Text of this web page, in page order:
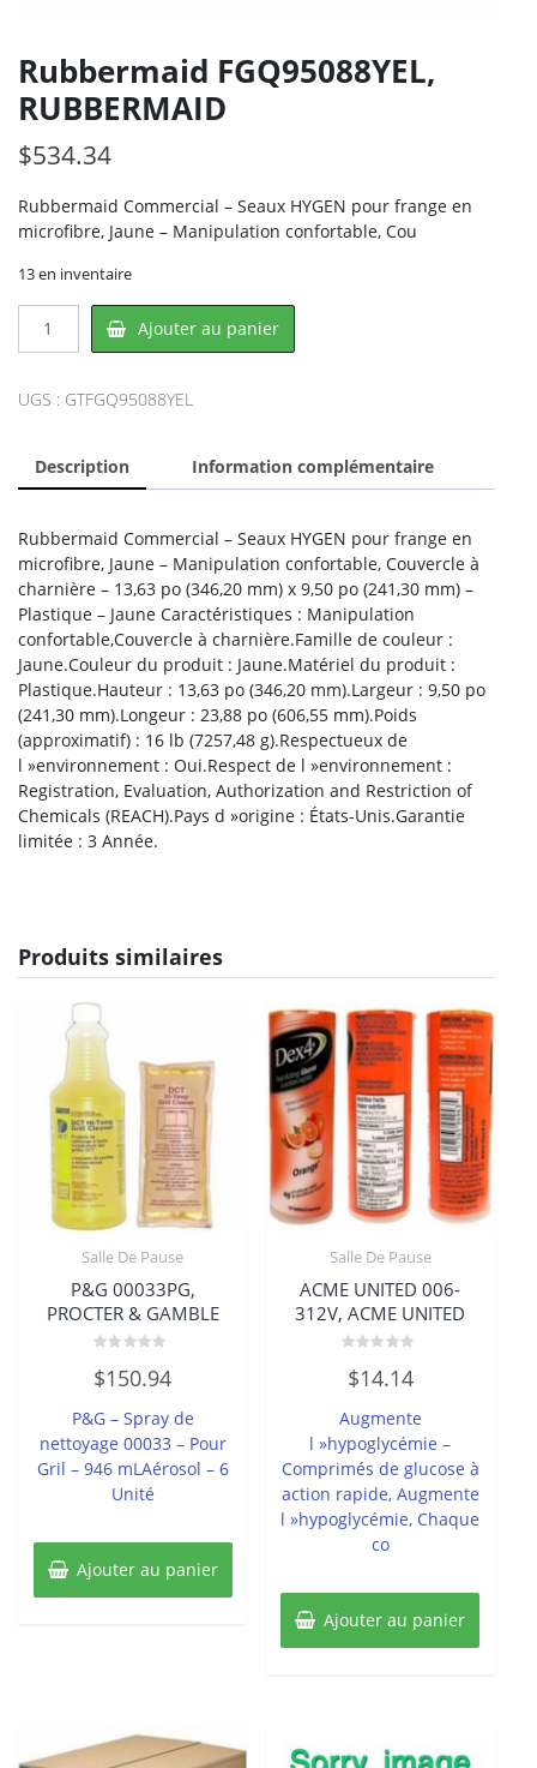
Rubbermaid FGQ95088YEL,
RUBBERMAID
$534.34
Rubbermaid Commercial – Seaux HYGEN pour frange en
microfibre, Jaune – Manipulation confortable, Cou
13 en inventaire
FGQ95088YEL,
Ajouter au panier
UGS : GTFGQ95088YEL
Description Information complémentaire
Rubbermaid Commercial – Seaux HYGEN pour frange en
microfibre, Jaune – Manipulation confortable, Couvercle à
charnière – 13,63 po (346,20 mm) x 9,50 po (241,30 mm) –
Plastique – Jaune Caractéristiques : Manipulation
confortable,Couvercle à charnière.Famille de couleur :
Jaune.Couleur du produit : Jaune.Matériel du produit :
Plastique.Hauteur : 13,63 po (346,20 mm).Largeur : 9,50 po
(241,30 mm).Longeur : 23,88 po (606,55 mm).Poids
(approximatif) : 16 lb (7257,48 g).Respectueux de
l »environnement : Oui.Respect de l »environnement :
Registration, Evaluation, Authorization and Restriction of
Chemicals (REACH).Pays d »origine : États-Unis.Garantie
limitée : 3 Année.
Produits similaires
Salle De Pause
P&G 00033PG,
PROCTER & GAMBLE
0
sur
$150.94
P&G – Spray de
nettoyage 00033 – Pour
Gril – 946 mLAérosol – 6
Unité
Ajouter au panier
Salle De Pause
ACME UNITED 006-
312V, ACME UNITED
0
sur
$14.14
Augmente
l »hypoglycémie –
Comprimés de glucose à
action rapide, Augmente
l »hypoglycémie, Chaque
co
Ajouter au panier